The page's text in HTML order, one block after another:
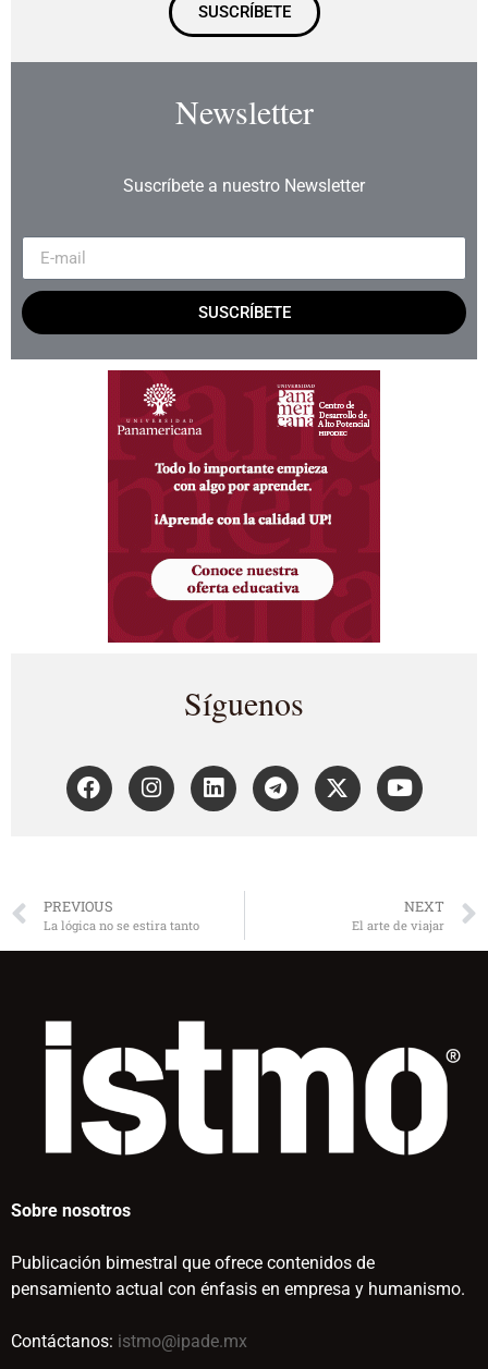
SUSCRÍBETE
Newsletter
Suscríbete a nuestro Newsletter
SUSCRÍBETE
Síguenos
PREVIOUS
La lógica no se estira tanto
NEXT
El arte de viajar
Sobre nosotros
Publicación bimestral que ofrece contenidos de
pensamiento actual con énfasis en empresa y humanismo.
Contáctanos: istmo@ipade.mx